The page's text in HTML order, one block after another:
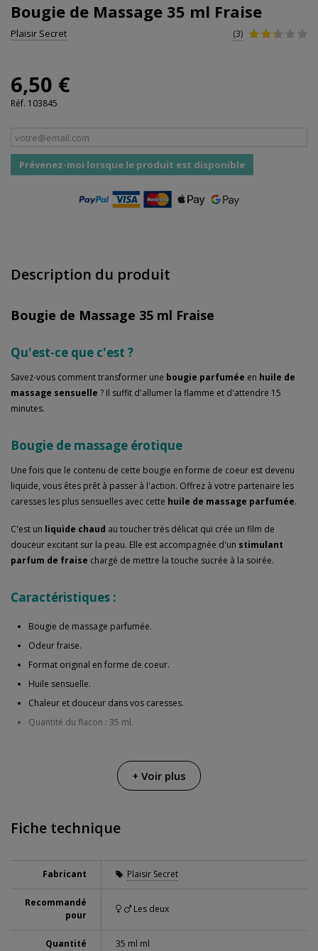
Bougie de Massage 35 ml Fraise
Plaisir Secret (3)
6,50 €
Réf. 103845
Prévenez-moi lorsque le produit est disponible
Description du produit
Bougie de Massage 35 ml Fraise
Qu'est-ce que c'est ?
Savez-vous comment transformer une bougie parfumée en huile de
massage sensuelle ? Il suffit d'allumer la flamme et d'attendre 15
minutes.
Bougie de massage érotique
Une fois que le contenu de cette bougie en forme de coeur est devenu
liquide, vous êtes prêt à passer à l'action. Offrez à votre partenaire les
caresses les plus sensuelles avec cette huile de massage parfumée.
C'est un liquide chaud au toucher très délicat qui crée un film de
douceur excitant sur la peau. Elle est accompagnée d'un stimulant
parfum de fraise chargé de mettre la touche sucrée à la soirée.
Caractéristiques :
Bougie de massage parfumée.
Odeur fraise.
Format original en forme de coeur.
Huile sensuelle.
Chaleur et douceur dans vos caresses.
Quantité du flacon : 35 ml.
+ Voir plus
Fiche technique
Fabricant Plaisir Secret
Recommandé
pour
Les deux
Quantité 35 ml ml